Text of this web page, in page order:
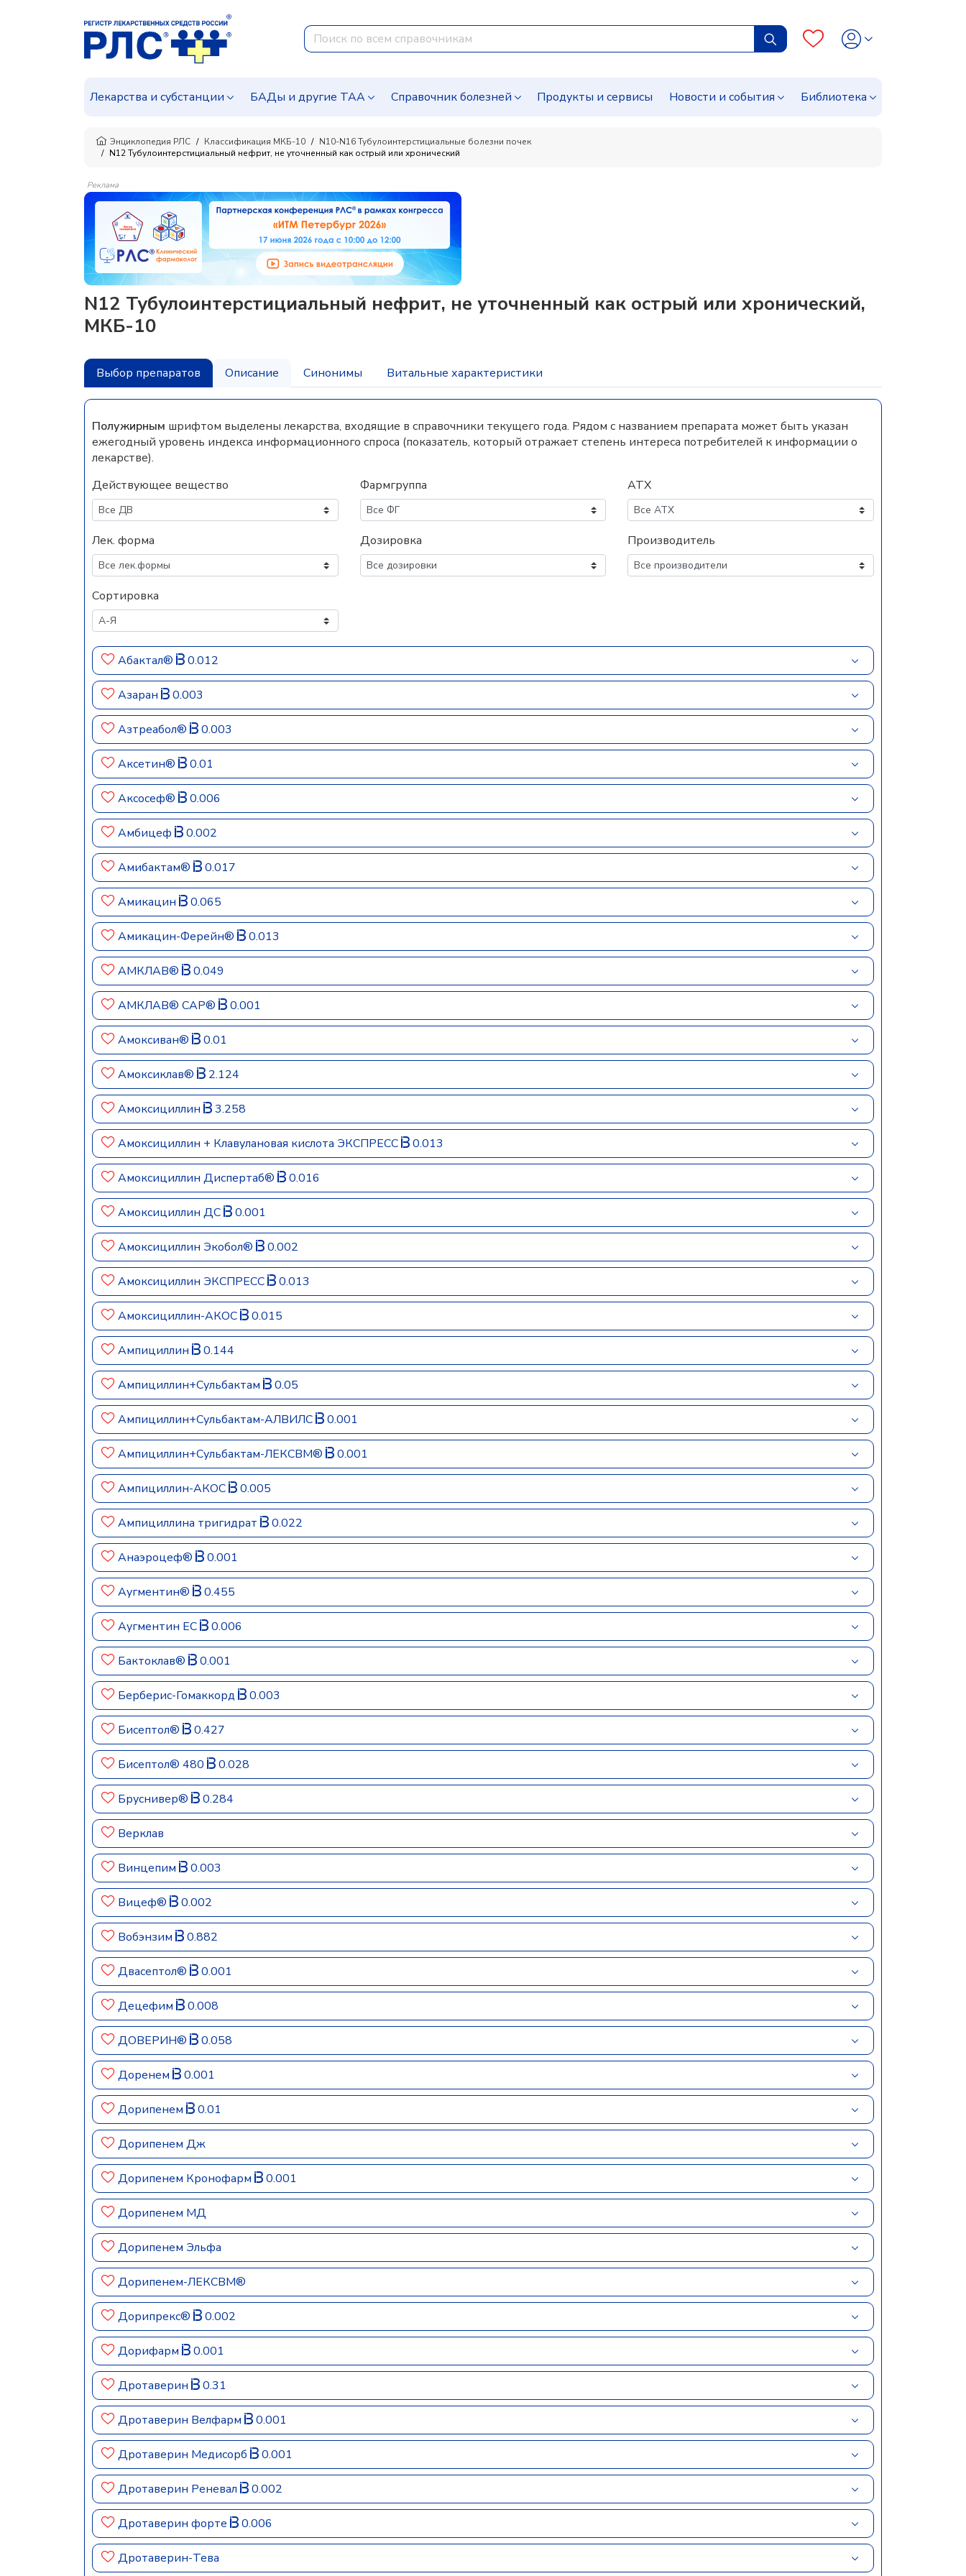
Лекарства и субстанции БАДы и другие ТАА Справочник болезней Продукты и сервисы Новости и события Библиотека
Энциклопедия РЛС Классификация МКБ-10
N10-N16 Тубулоинтерстициальные болезни почек
N12 Тубулоинтерстициальный нефрит, не уточненный как острый или хронический
Реклама
N12 Тубулоинтерстициальный нефрит, не уточненный как острый или хронический,
МКБ-10
Выбор препаратов Описание Синонимы Витальные характеристики
Полужирным шрифтом выделены лекарства, входящие в справочники текущего года. Рядом с названием препарата может быть указан
ежегодный уровень индекса информационного спроса (показатель, который отражает степень интереса потребителей к информации о
лекарстве).
Действующее вещество
Фармгруппа АТХ
Лек. форма Дозировка Производитель
Сортировка
Абактал® 0.012
Азаран 0.003
Азтреабол® 0.003
Аксетин® 0.01
Аксосеф® 0.006
Амбицеф 0.002
Амибактам® 0.017
Амикацин 0.065
Амикацин-Ферейн® 0.013
АМКЛАВ® 0.049
АМКЛАВ® САР® 0.001
Амоксиван® 0.01
Амоксиклав® 2.124
Амоксициллин 3.258
Амоксициллин + Клавулановая кислота ЭКСПРЕСС 0.013
Амоксициллин Диспертаб® 0.016
Амоксициллин ДС 0.001
Амоксициллин Экобол® 0.002
Амоксициллин ЭКСПРЕСС 0.013
Амоксициллин-АКОС 0.015
Ампициллин 0.144
Ампициллин+Сульбактам 0.05
Ампициллин+Сульбактам-АЛВИЛС 0.001
Ампициллин+Сульбактам-ЛЕКСВМ® 0.001
Ампициллин-АКОС 0.005
Ампициллина тригидрат 0.022
Анаэроцеф® 0.001
Аугментин® 0.455
Аугментин ЕС 0.006
Бактоклав® 0.001
Берберис-Гомаккорд 0.003
Бисептол® 0.427
Бисептол® 480 0.028
Бруснивер® 0.284
Верклав
Винцепим 0.003
Вицеф® 0.002
Вобэнзим 0.882
Двасептол® 0.001
Децефим 0.008
ДОВЕРИН® 0.058
Доренем 0.001
Дорипенем 0.01
Дорипенем Дж
Дорипенем Кронофарм 0.001
Дорипенем МД
Дорипенем Эльфа
Дорипенем-ЛЕКСВМ®
Дорипрекс® 0.002
Дорифарм 0.001
Дротаверин 0.31
Дротаверин Велфарм 0.001
Дротаверин Медисорб 0.001
Дротаверин Реневал 0.002
Дротаверин форте 0.006
Дротаверин-Тева